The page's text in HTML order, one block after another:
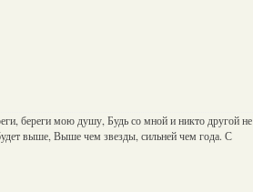
береги мою душу, Будь со мной и никто другой не
выше, Выше чем звезды, сильней чем года. С